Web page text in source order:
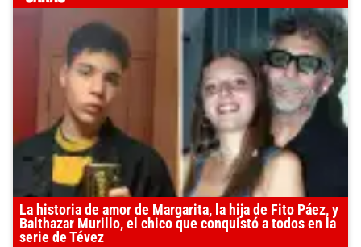
La historia de amor de Margarita, la hija de Fito Páez, y
Balthazar Murillo, el chico que conquistó a todos en la
serie de Tévez